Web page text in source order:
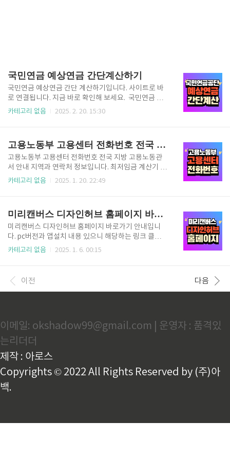
국민연금 예상연금 간단계산하기
국민연금 예상연금 간단 계산하기입니다. 사이트로 바
로 연결됩니다. 지금 바로 확인해 보세요. 국민연금 홈
페이지 이용방법 1. 예상연금 간단 계산 바로가기 국민
금 바로 계산해 보세요. 국민연금 간단 계산하기 2. 유
형별 예상월액표 다운로드 엑셀 노령연금, 장애연금, 유
족연금 2025년 상하한액 변경된 사항 엑셀자료입니다.
해당하시는 구간 확인해 보세요. 국민연금 가입내역
조회 및 수급자확인지금 알아보기
카테고리 없음 2025. 2. 20. 15:30
고용노동부 고용센터 전화번호 전국 지방 고용노동관서 안내
고용노동부 고용센터 전화번호 전국 지방 고용노동관
서 안내 지역과 연락처 정보입니다. 최저임금 계산기 입
력하셔서 바로 확인해 보세요. 고용노동부 최저임금 계
부02-403-000927울산052-272-00094서울서부02-
713-000928양산055-387-00095서울남부02-2639-
210029진주055-752-00096서울북부02-950-9880
30통영055-650-19517서울관악02-3281-000931대
구청053-667-62008중부청032-460-454532대구서
카테고리 없음 2025. 1. 20. 22:49
미리캔버스 디자인허브 홈페이지 바로가기
미리캔버스 디자인허브 홈페이지 바로가기 안내입니
다. pc버전과 앱설치 내용 있으니 해당하는 링크 클릭하
셔서 설치하세요. 미리캔버스 기여자 총정리 1. 미리캔
를 따라 설치해 보세요. 미리캔버스 디자인허브 로그
인 미리캔버스 홈페이지 바로가기 2. 미리캔버스 앱설
기여자 시작하기, 콘텐츠 제작, 콘텐츠 제출, 콘텐츠 관
리, 콘텐츠 심사, 요소 컬렉션, 정산 등 다양한 정보를 자
세하게 확인할 수 있습니다. 바로가기 링크..
카테고리 없음 2025. 1. 6. 00:15
이전 다음
이메일: okshadow99@gmail.com | 운영자 : 품격있
는리더더
제작 : 아로스
Copyrights © 2022 All Rights Reserved by (주)아
백.